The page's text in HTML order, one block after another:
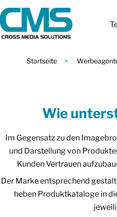
Startseite >
Wie
Im Gegensatz zu den
und Darstellung von
Kunden Vertrauen
Der Marke entsprechend
heben Produktkataloge in